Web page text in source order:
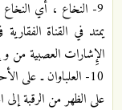
يمتد في القناة
الإِشارات العصبية من
10- العلباوان ـ على
على الظهر من الرقبة